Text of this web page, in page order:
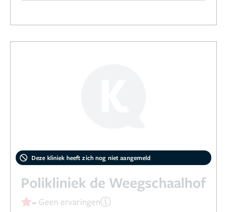
Deze kliniek heeft zich nog niet aangemeld
Polikliniek de Weegschaalhof
- Geen ervaringen